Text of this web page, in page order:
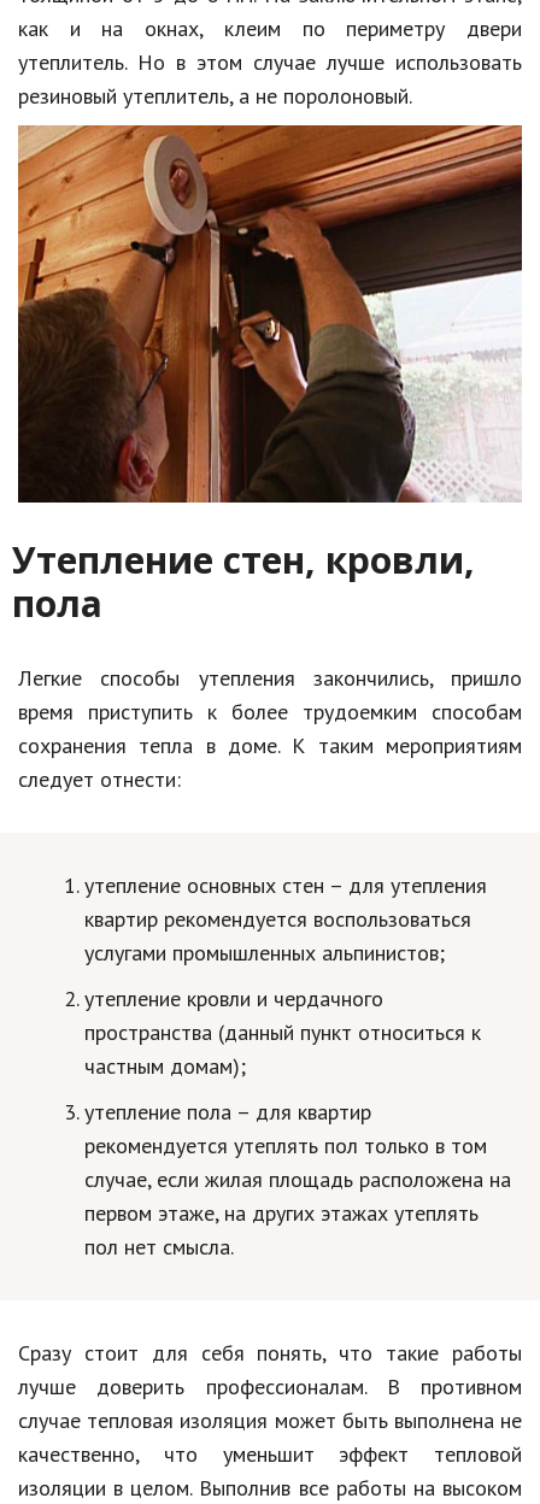
как и на окнах, клеим по периметру двери
утеплитель. Но в этом случае лучше использовать
резиновый утеплитель, а не поролоновый.
Утепление стен, кровли,
пола
Легкие способы утепления закончились, пришло
время приступить к более трудоемким способам
сохранения тепла в доме. К таким мероприятиям
следует отнести:
утепление основных стен – для утепления
квартир рекомендуется воспользоваться
услугами промышленных альпинистов;
утепление кровли и чердачного
пространства (данный пункт относиться к
частным домам);
утепление пола – для квартир
рекомендуется утеплять пол только в том
случае, если жилая площадь расположена на
первом этаже, на других этажах утеплять
пол нет смысла.
Сразу стоит для себя понять, что такие работы
лучше доверить профессионалам. В противном
случае тепловая изоляция может быть выполнена не
качественно, что уменьшит эффект тепловой
изоляции в целом. Выполнив все работы на высоком